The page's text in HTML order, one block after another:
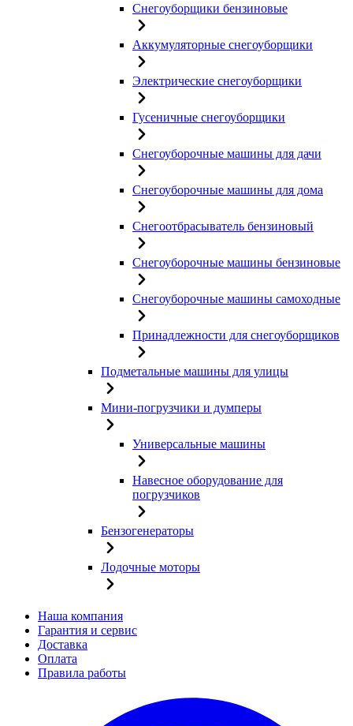
Снегоуборщики бензиновые
Аккумуляторные снегоуборщики
Электрические снегоуборщики
Гусеничные снегоуборщики
Снегоуборочные машины для дачи
Снегоуборочные машины для дома
Снегоотбрасыватель бензиновый
Снегоуборочные машины бензиновые
Снегоуборочные машины самоходные
Принадлежности для снегоуборщиков
Подметальные машины для улицы
Мини-погрузчики и думперы
Универсальные машины
Навесное оборудование для
погрузчиков
Бензогенераторы
Лодочные моторы
Наша компания
Гарантия и сервис
Доставка
Оплата
Правила работы